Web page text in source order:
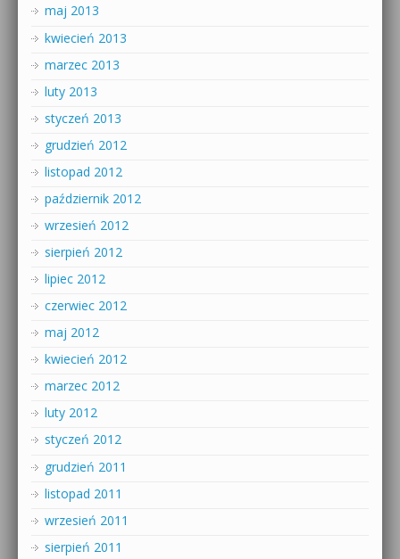
maj 2013
kwiecień 2013
marzec 2013
luty 2013
styczeń 2013
grudzień 2012
listopad 2012
październik 2012
wrzesień 2012
sierpień 2012
lipiec 2012
czerwiec 2012
maj 2012
kwiecień 2012
marzec 2012
luty 2012
styczeń 2012
grudzień 2011
listopad 2011
wrzesień 2011
sierpień 2011